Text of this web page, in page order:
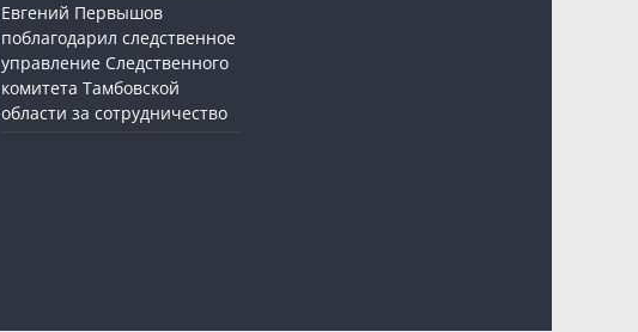
Евгений Первышов
поблагодарил следственное
управление Следственного
комитета Тамбовской
области за сотрудничество